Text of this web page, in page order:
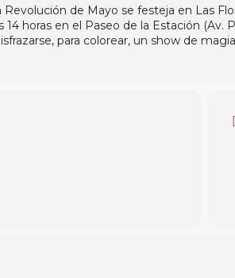
de Mayo se festeja en Las
horas en el Paseo de la Estación (Av.
para colorear, un show de